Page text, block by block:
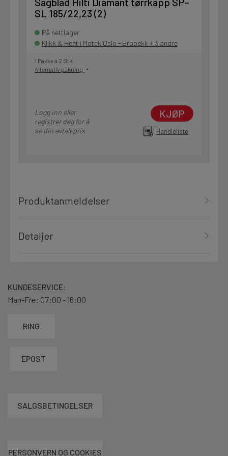
SL 185/22,23 (2)
På nettlager
Klikk & Hent i Motek Oslo - Brobekk + 3 andre
1 Pakke a 2 Stk
Alternativ pakning
Logg inn eller
registrer deg for å
se din avtalepris
KJØP
Handleliste
Produktanmeldelser
Detaljer
KUNDESERVICE:
Man-Fre: 07:00 - 16:00
RING
EPOST
SALGSBETINGELSER
PERSONVERN OG COOKIES